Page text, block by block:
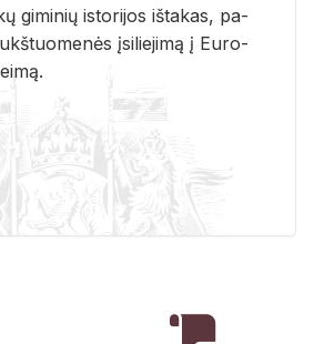
gi­mi­nių is­to­ri­jos iš­ta­kas, pa­
įsi­lie­ji­mą į Eu­ro­